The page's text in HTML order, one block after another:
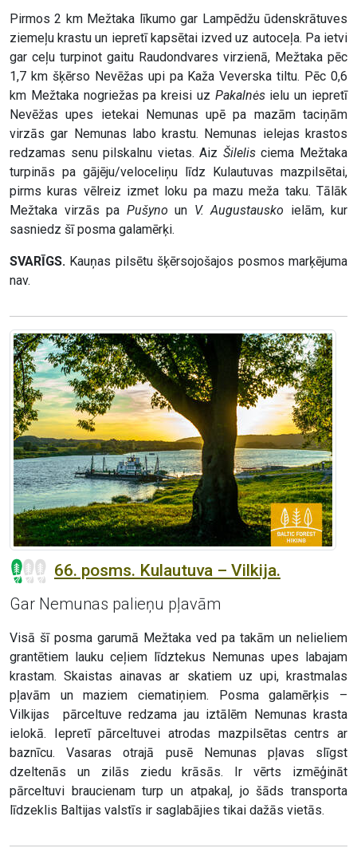
Pirmos 2 km Mežtaka līkumo gar Lampēdžu ūdenskrātuves
ziemeļu krastu un iepretī kapsētai izved uz autoceļa. Pa ietvi
gar ceļu turpinot gaitu Raudondvares virzienā, Mežtaka pēc
1,7 km šķērso Nevēžas upi pa Kaža Veverska tiltu. Pēc 0,6
km Mežtaka nogriežas pa kreisi uz Pakalnėsielu un iepretī
Nevēžas upes ietekai Nemunas upē pa mazām taciņām
virzās gar Nemunas labo krastu. Nemunas ielejas krastos
redzamas senu pilskalnu vietas. Aiz Šilelisciema Mežtaka
turpinās pa gājēju/veloceliņu līdz Kulautuvas mazpilsētai,
pirms kuras vēlreiz izmet loku pa mazu meža taku. Tālāk
Mežtaka virzās pa Pušyno un V. Augustausko ielām, kur
sasniedz šī posma galamērķi.
SVARĪGS. Kauņas pilsētu šķērsojošajos posmos marķējuma
nav.
66. posms. Kulautuva – Vilkija.
Gar Nemunas palieņu pļavām
Visā šī posma garumā Mežtaka ved pa takām un nelieliem
grantētiem lauku ceļiem līdztekus Nemunas upes labajam
krastam. Skaistas ainavas ar skatiem uz upi, krastmalas
pļavām un maziem ciematiņiem. Posma galamērķis –
Vilkijas pārceltuve redzama jau iztālēm Nemunas krasta
ielokā. Iepretī pārceltuvei atrodas mazpilsētas centrs ar
baznīcu. Vasaras otrajā pusē Nemunas pļavas slīgst
dzeltenās un zilās ziedu krāsās. Ir vērts izmēģināt
pārceltuvi braucienam turp un atpakaļ, jo šāds transporta
līdzeklis Baltijas valstīs ir saglabājies tikai dažās vietās.